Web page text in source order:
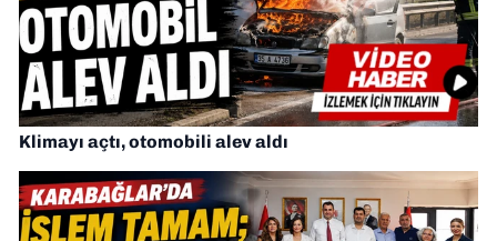
Klimayı açtı, otomobili alev aldı